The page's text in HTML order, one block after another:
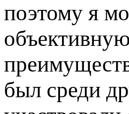
поэтому я
был среди